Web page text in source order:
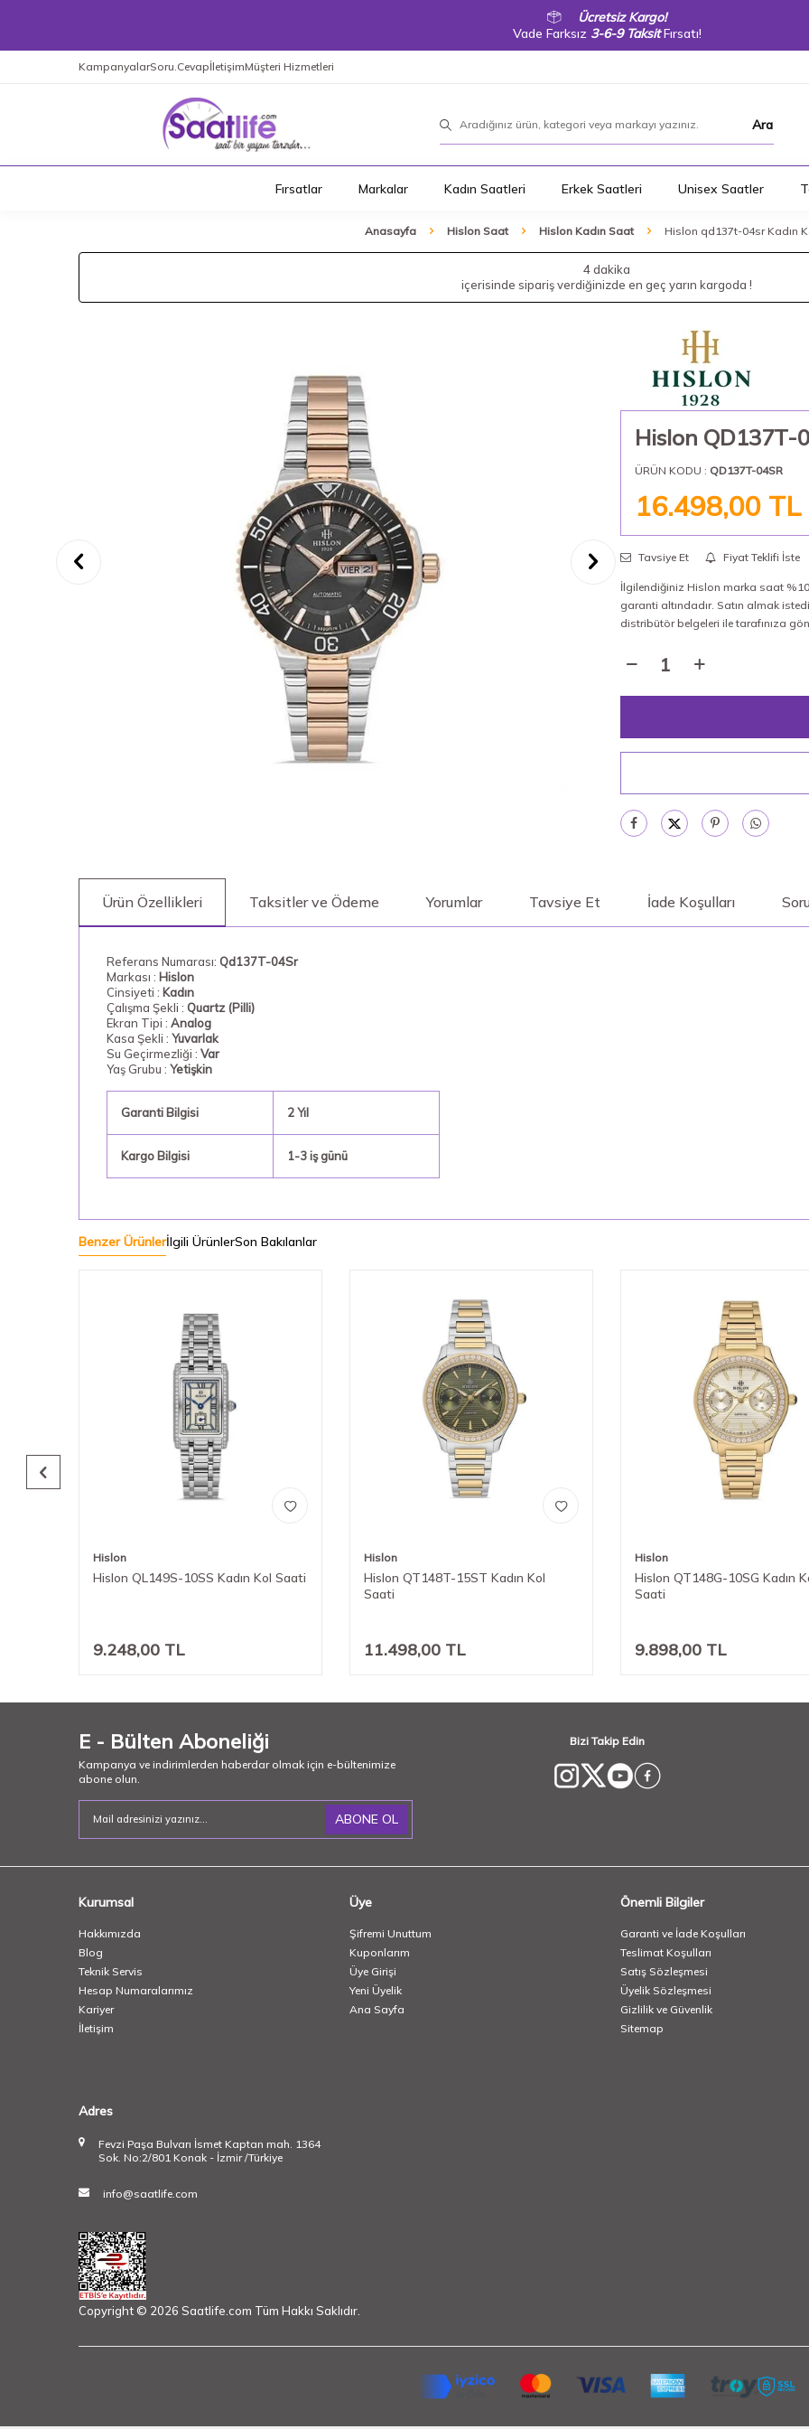
Ücretsiz Kargo!
Vade Farksız 3-6-9 TaksitFırsatı!
KampanyalarSoru.CevapİletişimMüşteri Hizmetleri
Ara
Fırsatlar Markalar Kadın Saatleri Erkek Saatleri Unisex Saatler
Anasayfa Hislon Saat Hislon Kadın Saat Hislon qd137t-04sr Kadın
4 dakika
içerisinde sipariş verdiğinizde en geç yarın kargoda !
Hislon QD137T-
ÜRÜN KODU : QD137T-04SR
16.498,00 TL
Tavsiye Et Fiyat Teklifi İste
İlgilendiğiniz Hislon marka saat
garanti altındadır. Satın almak
distribütör belgeleri ile tarafınıza
Ürün Özellikleri Taksitler ve Ödeme Yorumlar Tavsiye Et İade Koşulları
Referans Numarası: Qd137T-04Sr
Markası : Hislon
Cinsiyeti : Kadın
Çalışma Şekli : Quartz (Pilli)
Ekran Tipi : Analog
Kasa Şekli : Yuvarlak
Su Geçirmezliği : Var
Yaş Grubu : Yetişkin
Garanti Bilgisi 2 Yıl
Kargo Bilgisi 1-3 iş günü
Benzer Ürünlerİlgili ÜrünlerSon Bakılanlar
Hislon
Hislon QL149S-10SS Kadın Kol Saati
9.248,00 TL
Hislon
Hislon QT148T-15ST Kadın Kol
Saati
11.498,00 TL
Hislon
Hislon QT148G-10SG Kadın
Saati
9.898,00 TL
E - Bülten Aboneliği
Kampanya ve indirimlerden haberdar olmak için e-bültenimize
abone olun.
ABONE OL
Bizi Takip Edin
Kurumsal
Hakkımızda
Blog
Teknik Servis
Hesap Numaralarımız
Kariyer
İletişim
Üye
Şifremi Unuttum
Kuponlarım
Üye Girişi
Yeni Üyelik
Ana Sayfa
Önemli Bilgiler
Garanti ve İade Koşulları
Teslimat Koşulları
Satış Sözleşmesi
Üyelik Sözleşmesi
Gizlilik ve Güvenlik
Sitemap
Adres
Fevzi Paşa Bulvarı İsmet Kaptan mah. 1364
Sok. No:2/801 Konak - İzmir /Türkiye
info@saatlife.com
Copyright © 2026 Saatlife.com Tüm Hakkı Saklıdır.